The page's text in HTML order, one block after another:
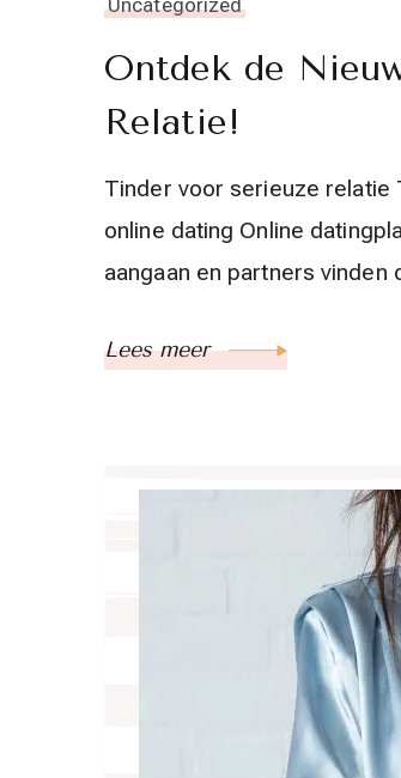
Uncategorized
Ontdek de
Relatie!
Tinder voor serieuze relatie
online dating Online
aangaan en partners
Lees meer